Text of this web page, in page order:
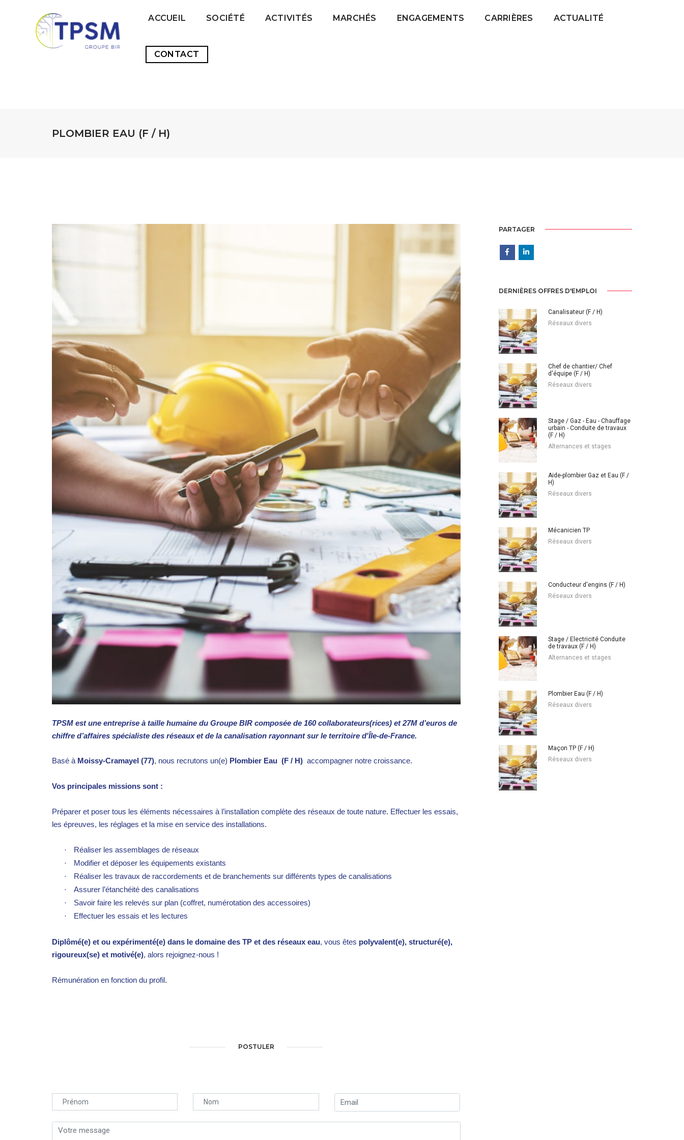
ACCUEIL SOCIÉTÉ ACTIVITÉS MARCHÉS ENGAGEMENTS CARRIÈRES ACTUALITÉ
CONTACT
PLOMBIER EAU (F / H)
TPSM est une entreprise à taille humaine du Groupe BIR composée de 160 collaborateurs(rices) et 27M d’euros de
chiffre d’affaires spécialiste des réseaux et de la canalisation rayonnant sur le territoire d'Île-de-France.
Basé à Moissy-Cramayel (77), nous recrutons un(e) Plombier Eau (F / H) accompagner notre croissance.
Vos principales missions sont :
Préparer et poser tous les éléments nécessaires à l’installation complète des réseaux de toute nature. Effectuer les essais,
les épreuves, les réglages et la mise en service des installations.
·
Réaliser les assemblages de réseaux
·
Modifier et déposer les équipements existants
·
Réaliser les travaux de raccordements et de branchements sur différents types de canalisations
·
Assurer l’étanchéité des canalisations
·
Savoir faire les relevés sur plan (coffret, numérotation des accessoires)
·
Effectuer les essais et les lectures
Diplômé(e) et ou expérimenté(e) dans le domaine des TP et des réseaux eau, vous êtes polyvalent(e), structuré(e),
rigoureux(se) et motivé(e), alors rejoignez-nous !
Rémunération en fonction du profil.
POSTULER
PARTAGER
DERNIÈRES OFFRES D'EMPLOI
Canalisateur (F / H)
Réseaux divers
Chef de chantier/ Chef
d'équipe (F / H)
Réseaux divers
Stage / Gaz - Eau - Chauffage
urbain - Conduite de travaux
(F / H)
Alternances et stages
Aide-plombier Gaz et Eau (F /
H)
Réseaux divers
Mécanicien TP
Réseaux divers
Conducteur d'engins (F / H)
Réseaux divers
Stage / Electricité Conduite
de travaux (F / H)
Alternances et stages
Plombier Eau (F / H)
Réseaux divers
Maçon TP (F / H)
Réseaux divers